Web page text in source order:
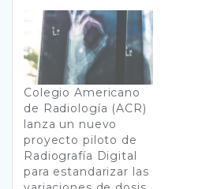
Colegio Americano
de Radiología (ACR)
lanza un nuevo
proyecto piloto de
Radiografía Digital
para estandarizar las